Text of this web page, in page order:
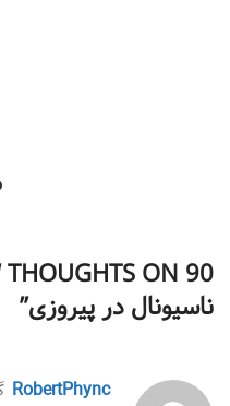
90 THOUGHTS ON “
ناسیونال در پیروزی”
RobertPhync